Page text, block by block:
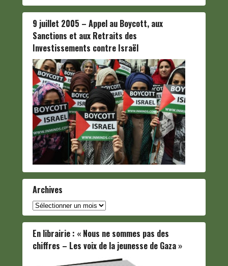
9 juillet 2005 – Appel au Boycott, aux
Sanctions et aux Retraits des
Investissements contre Israël
Archives
Archives
En librairie : « Nous ne sommes pas des
chiffres – Les voix de la jeunesse de Gaza »